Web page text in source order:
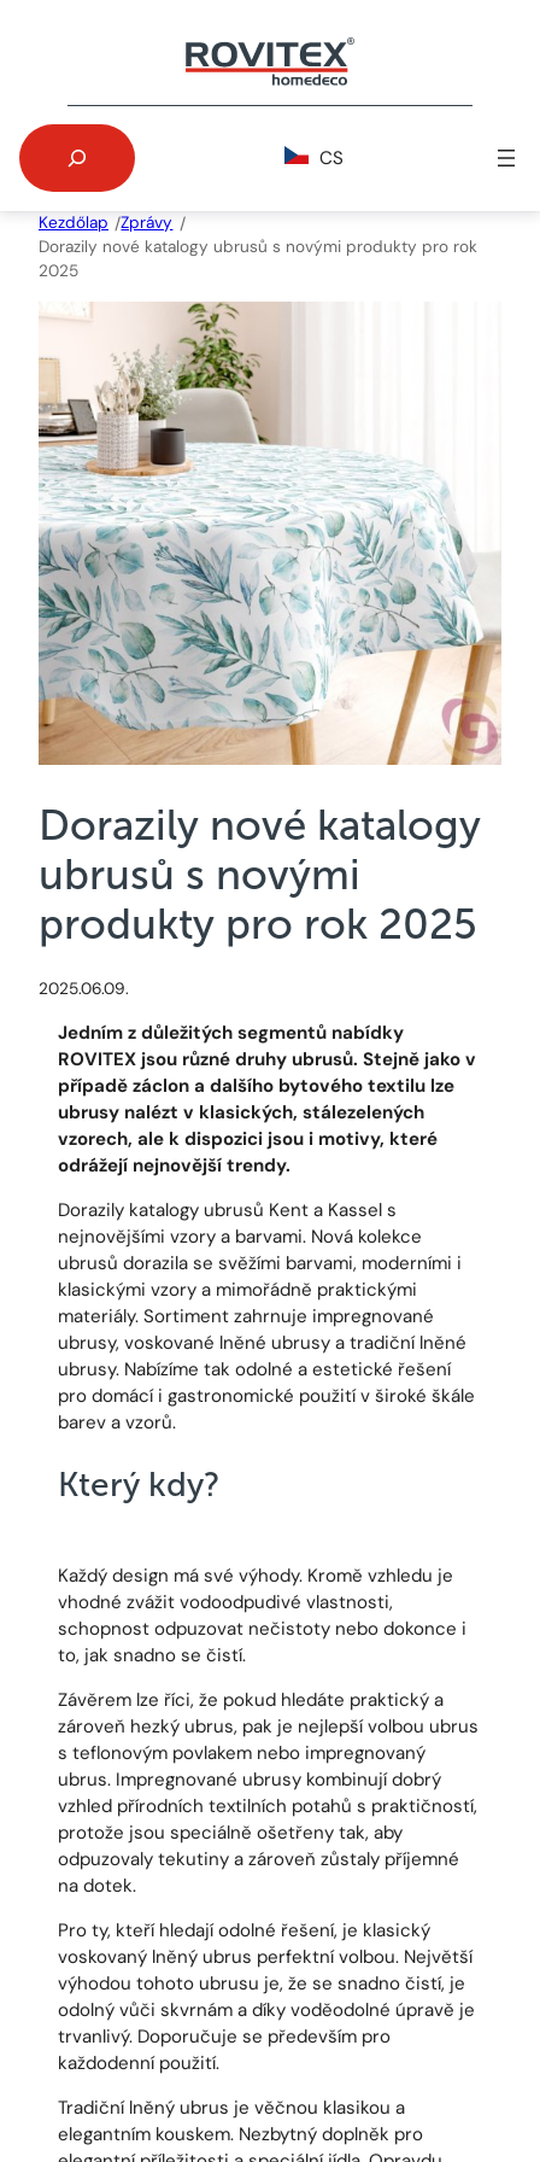
Search
CS
Kezdőlap /Zprávy /
Dorazily nové katalogy ubrusů s novými produkty pro rok
2025
Dorazily nové katalogy
ubrusů s novými
produkty pro rok 2025
2025.06.09.
Jedním z důležitých segmentů nabídky
ROVITEX jsou různé druhy ubrusů. Stejně jako v
případě záclon a dalšího bytového textilu lze
ubrusy nalézt v klasických, stálezelených
vzorech, ale k dispozici jsou i motivy, které
odrážejí nejnovější trendy.
Dorazily katalogy ubrusů Kent a Kassel s
nejnovějšími vzory a barvami. Nová kolekce
ubrusů dorazila se svěžími barvami, moderními i
klasickými vzory a mimořádně praktickými
materiály. Sortiment zahrnuje impregnované
ubrusy, voskované lněné ubrusy a tradiční lněné
ubrusy. Nabízíme tak odolné a estetické řešení
pro domácí i gastronomické použití v široké škále
barev a vzorů.
Který kdy?
Každý design má své výhody. Kromě vzhledu je
vhodné zvážit vodoodpudivé vlastnosti,
schopnost odpuzovat nečistoty nebo dokonce i
to, jak snadno se čistí.
Závěrem lze říci, že pokud hledáte praktický a
zároveň hezký ubrus, pak je nejlepší volbou ubrus
s teflonovým povlakem nebo impregnovaný
ubrus. Impregnované ubrusy kombinují dobrý
vzhled přírodních textilních potahů s praktičností,
protože jsou speciálně ošetřeny tak, aby
odpuzovaly tekutiny a zároveň zůstaly příjemné
na dotek.
Pro ty, kteří hledají odolné řešení, je klasický
voskovaný lněný ubrus perfektní volbou. Největší
výhodou tohoto ubrusu je, že se snadno čistí, je
odolný vůči skvrnám a díky voděodolné úpravě je
trvanlivý. Doporučuje se především pro
každodenní použití.
Tradiční lněný ubrus je věčnou klasikou a
elegantním kouskem. Nezbytný doplněk pro